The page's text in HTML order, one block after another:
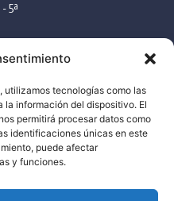
utilizamos tecnologías como las
información del dispositivo. El
permitirá procesar datos como
identificaciones únicas en este
puede afectar
y funciones.
5ª